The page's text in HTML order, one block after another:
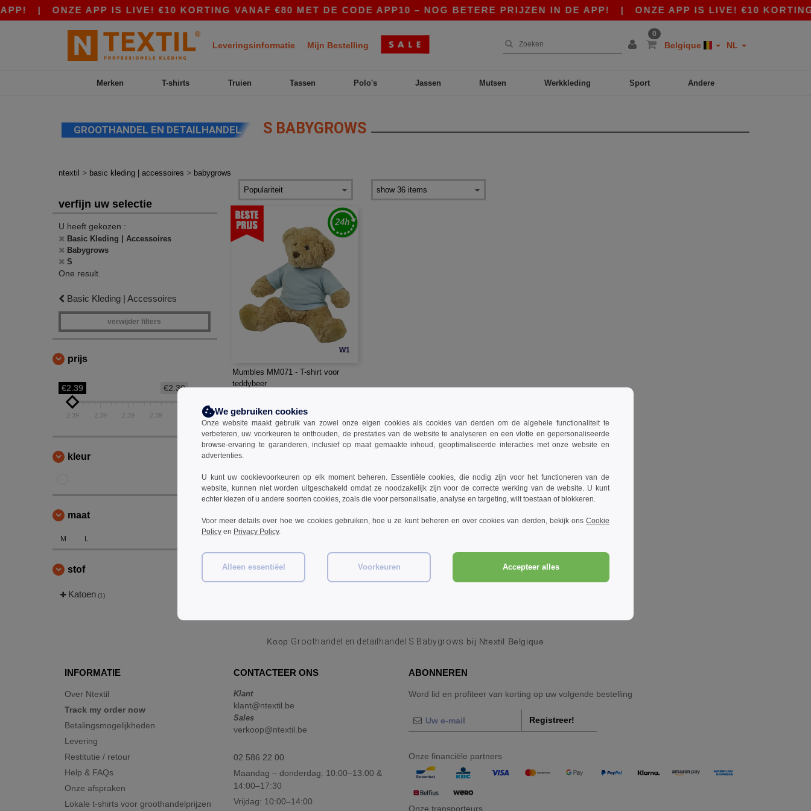
| ONZE APP IS LIVE! €10 KORTING VANAF €80 MET DE CODE APP10 – NOG BETERE PRIJZEN IN DE APP!| ONZE APP IS LIVE! €10 KORTING
Leveringsinformatie Mijn Bestelling
0
Belgique NL
Merken T-shirts Truien Tassen Polo's Jassen Mutsen Werkkleding Sport Andere
GROOTHANDEL EN DETAILHANDEL S BABYGROWS
ntextil > basic kleding | accessoires > babygrows
verfijn uw selectie
U heeft gekozen :
Basic Kleding | Accessoires
Babygrows
S
One result.
Basic Kleding | Accessoires
verwijder filters
prijs
€2.39
€2.39
2.39 2.39 2.39 2.39
kleur
maat
M L
stof
Katoen (1)
W1
Mumbles MM071 - T-shirt voor
teddybeer
€4.85
Koop Groothandel en detailhandel S Babygrows bij Ntextil Belgique
INFORMATIE
Over Ntextil
Track my order now
Betalingsmogelijkheden
Levering
Restitutie / retour
Help & FAQs
Onze afspraken
Lokale t-shirts voor groothandelprijzen
CONTACTEER ONS
Klant
klant@ntextil.be
Sales
verkoop@ntextil.be
02 586 22 00
Maandag – donderdag: 10:00–13:00 &
14:00–17:30
Vrijdag: 10:00–14:00
ABONNEREN
Word lid en profiteer van korting op uw volgende bestelling
Registreer!
Onze financiële partners
Onze transporteurs
We gebruiken cookies
Onze website maakt gebruik van zowel onze eigen cookies als cookies van derden om de algehele functionaliteit te
verbeteren, uw voorkeuren te onthouden, de prestaties van de website te analyseren en een vlotte en gepersonaliseerde
browse-ervaring te garanderen, inclusief op maat gemaakte inhoud, geoptimaliseerde interacties met onze website en
advertenties.
U kunt uw cookievoorkeuren op elk moment beheren. Essentiële cookies, die nodig zijn voor het functioneren van de
website, kunnen niet worden uitgeschakeld omdat ze noodzakelijk zijn voor de correcte werking van de website. U kunt
echter kiezen of u andere soorten cookies, zoals die voor personalisatie, analyse en targeting, wilt toestaan of blokkeren.
Voor meer details over hoe we cookies gebruiken, hoe u ze kunt beheren en over cookies van derden, bekijk ons Cookie
Policy en Privacy Policy.
Alleen essentiëel Voorkeuren Accepteer alles